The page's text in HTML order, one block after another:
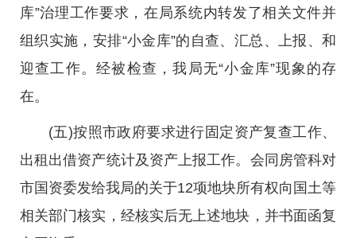
库”治理工作要求，在局系统内转发了相关文件并
组织实施，安排“小金库”的自查、汇总、上报、和
迎查工作。经被检查，我局无“小金库”现象的存
在。
(五)按照市政府要求进行固定资产复查工作、
出租出借资产统计及资产上报工作。会同房管科对
市国资委发给我局的关于12项地块所有权向国土等
相关部门核实，经核实后无上述地块，并书面函复